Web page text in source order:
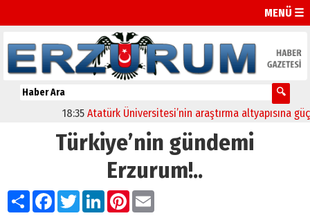
MENÜ ☰
18:35 Atatürk Üniversitesi’nin araştırma altyapısına güçlü
Türkiye’nin gündemi
Erzurum!..
PaylaşFacebook
TwitterLinkedIn
Pinterest
Email